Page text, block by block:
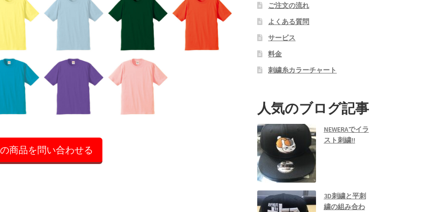
商品を問い合わせる
ご注文の流れ
よくある質問
サービス
料金
刺繍糸カラーチャート
人気のブログ記事
NEWERAでイラ
スト刺繍!!
3D刺繍と平刺
繍の組み合わ